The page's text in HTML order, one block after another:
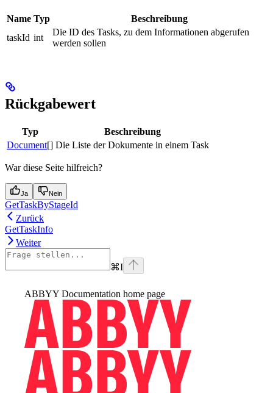
Name Typ
Beschreibung
taskId int
Die ID des Tasks, zu dem Informationen abgerufen
werden sollen
Rückgabewert
Typ
Beschreibung
Document[] Die Liste der Dokumente in einem Task
War diese Seite hilfreich?
Ja Nein
GetTaskByStageId
Zurück
GetTaskInfo
Weiter
⌘I
ABBYY Documentation home page